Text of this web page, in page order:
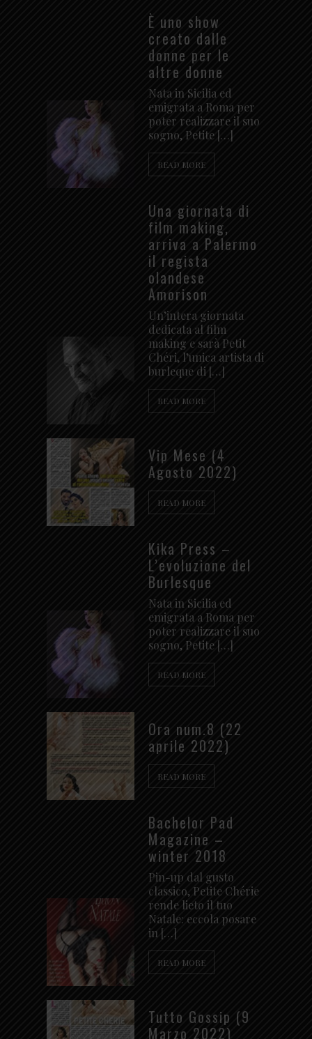
È uno show
creato dalle
donne per le
altre donne
Nata in Sicilia ed
emigrata a Roma per
poter realizzare il suo
sogno, Petite […]
READ MORE
Una giornata di
film making,
arriva a Palermo
il regista
olandese
Amorison
Un’intera giornata
dedicata al film
making e sarà Petit
Chéri, l’unica artista di
burleque di […]
READ MORE
Vip Mese (4
Agosto 2022)
READ MORE
Kika Press –
L’evoluzione del
Burlesque
Nata in Sicilia ed
emigrata a Roma per
poter realizzare il suo
sogno, Petite […]
READ MORE
Ora num.8 (22
aprile 2022)
READ MORE
Bachelor Pad
Magazine –
winter 2018
Pin-up dal gusto
classico, Petite Chérie
rende lieto il tuo
Natale: eccola posare
in […]
READ MORE
Tutto Gossip (9
Marzo 2022)